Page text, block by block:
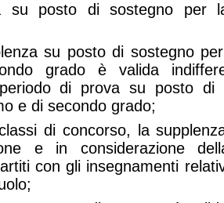
su posto di sostegno per
posto di sostegno per
grado è valida
di prova su posto di
e di secondo grado;
concorso, la supplenza
e in considerazione
con gli insegnamenti